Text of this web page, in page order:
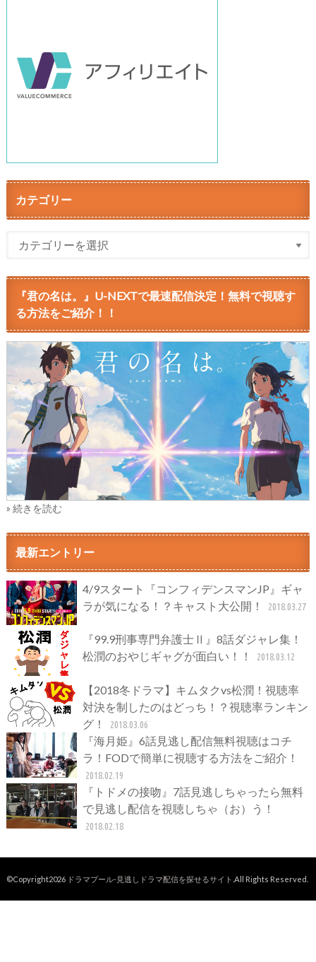
カテゴリー
『君の名は。』U-NEXTで最速配信決定！無料で視聴す
る方法をご紹介！！
» 続きを読む
最新エントリー
4/9スタート『コンフィデンスマンJP』ギャ
ラが気になる！？キャスト大公開！
2018.03.27
『99.9刑事専門弁護士Ⅱ』8話ダジャレ集！
松潤のおやじギャグが面白い！！
2018.03.12
【2018冬ドラマ】キムタクvs松潤！視聴率
対決を制したのはどっち！？視聴率ランキン
グ！
2018.03.06
『海月姫』6話見逃し配信無料視聴はコチ
ラ！FODで簡単に視聴する方法をご紹介！
2018.02.19
『トドメの接吻』7話見逃しちゃったら無料
で見逃し配信を視聴しちゃ（お）う！
2018.02.18
©Copyright2026 ドラマプール-見逃しドラマ配信を探せるサイト .All Rights Reserved.